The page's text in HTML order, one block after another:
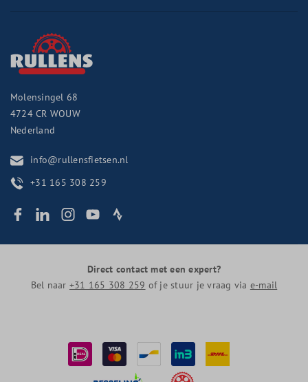
Molensingel 68
4724 CR WOUW
Nederland
info@rullensfietsen.nl
+31 165 308 259
Direct contact met een expert?
Bel naar +31 165 308 259 of je stuur je vraag via e-mail